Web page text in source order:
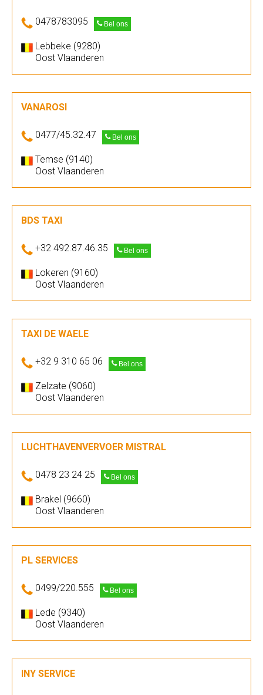
0478783095 Bel ons
Lebbeke (9280)
Oost Vlaanderen
VANAROSI
0477/45.32.47 Bel ons
Temse (9140)
Oost Vlaanderen
BDS TAXI
+32 492.87.46.35 Bel ons
Lokeren (9160)
Oost Vlaanderen
TAXI DE WAELE
+32 9 310 65 06 Bel ons
Zelzate (9060)
Oost Vlaanderen
LUCHTHAVENVERVOER MISTRAL
0478 23 24 25 Bel ons
Brakel (9660)
Oost Vlaanderen
PL SERVICES
0499/220.555 Bel ons
Lede (9340)
Oost Vlaanderen
INY SERVICE